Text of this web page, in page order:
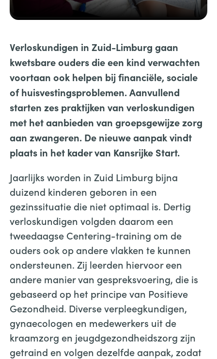
Verloskundigen in Zuid-Limburg gaan
kwetsbare ouders die een kind verwachten
voortaan ook helpen bij financiële, sociale
of huisvestingsproblemen. Aanvullend
starten zes praktijken van verloskundigen
met het aanbieden van groepsgewijze zorg
aan zwangeren. De nieuwe aanpak vindt
plaats in het kader van Kansrijke Start.
Jaarlijks worden in Zuid Limburg bijna
duizend kinderen geboren in een
gezinssituatie die niet optimaal is. Dertig
verloskundigen volgden daarom een
tweedaagse Centering-training om de
ouders ook op andere vlakken te kunnen
ondersteunen. Zij leerden hiervoor een
andere manier van gespreksvoering, die is
gebaseerd op het principe van Positieve
Gezondheid. Diverse verpleegkundigen,
gynaecologen en medewerkers uit de
kraamzorg en jeugdgezondheidszorg zijn
getraind en volgen dezelfde aanpak, zodat